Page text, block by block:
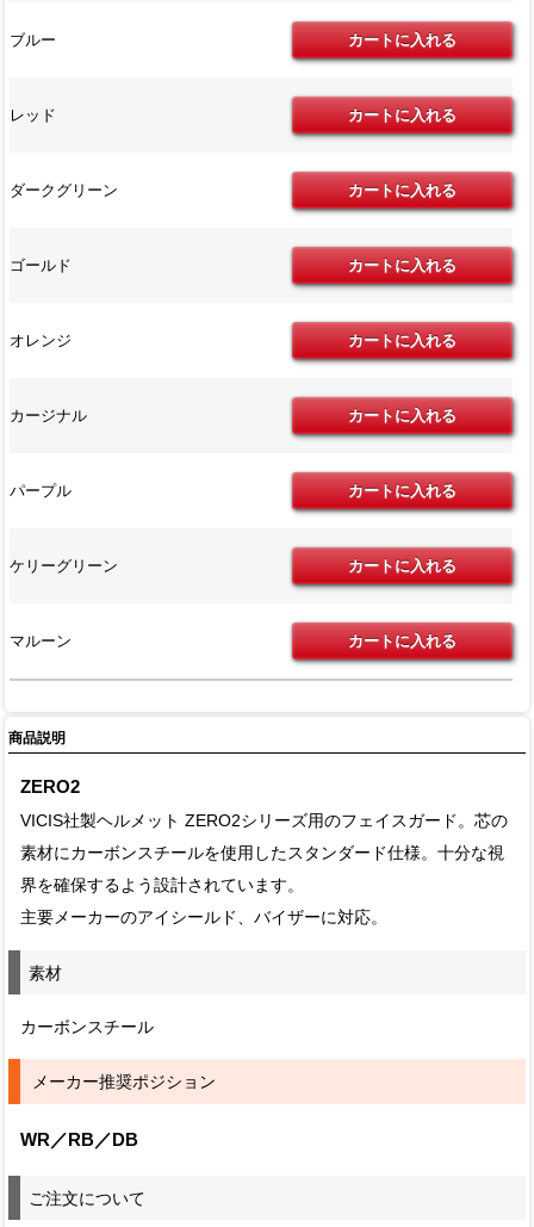
ブルー
レッド
ダークグリーン
ゴールド
オレンジ
カージナル
パープル
ケリーグリーン
マルーン
商品説明
ZERO2
VICIS社製ヘルメット ZERO2シリーズ用のフェイスガード。芯の
素材にカーボンスチールを使用したスタンダード仕様。十分な視
界を確保するよう設計されています。
主要メーカーのアイシールド、バイザーに対応。
素材
カーボンスチール
メーカー推奨ポジション
WR／RB／DB
ご注文について